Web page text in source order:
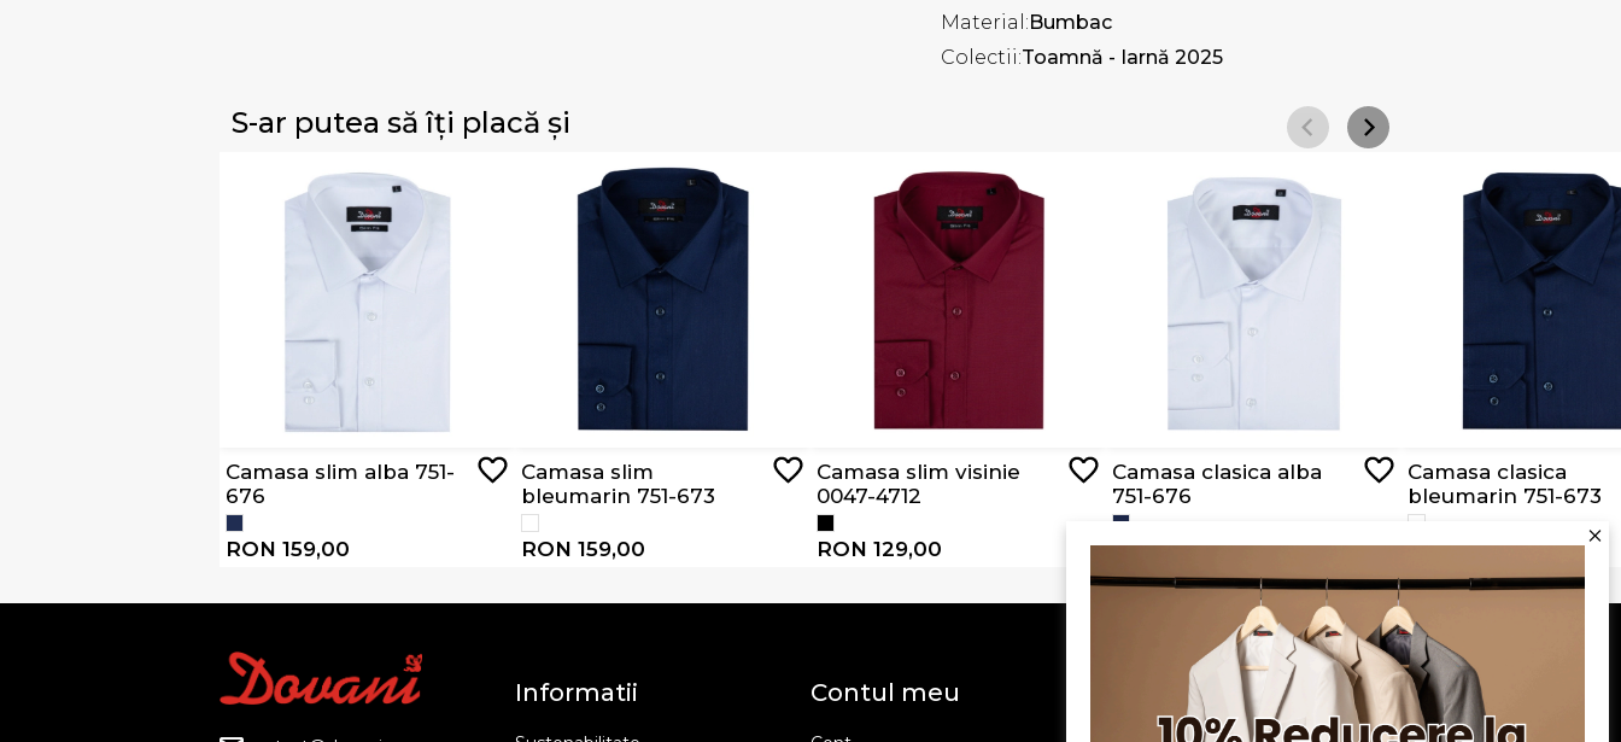
Material:Bumbac
Colectii:Toamnă - Iarnă 2025
S-ar putea să îți placă și
Camasa slim alba 751-
676
RON 159,00
Camasa slim
bleumarin 751-673
RON 159,00
Camasa slim visinie
0047-4712
RON 129,00
Camasa clasica alba
751-676
RON 159,00
Camasa clasica
bleumarin 751-673
RON 159,00
Informatii Contul meu Serviciu clienți